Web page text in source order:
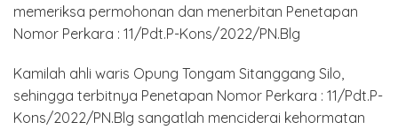
memeriksa permohonan dan menerbitan Penetapan
Nomor Perkara : 11/Pdt.P-Kons/2022/PN.Blg
Kamilah ahli waris Opung Tongam Sitanggang Silo,
sehingga terbitnya Penetapan Nomor Perkara : 11/Pdt.P-
Kons/2022/PN.Blg sangatlah menciderai kehormatan